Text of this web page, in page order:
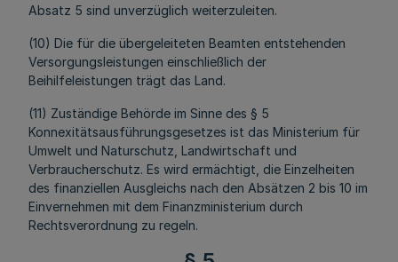
Absatz 5 sind unverzüglich weiterzuleiten.
(10) Die für die übergeleiteten Beamten entstehenden
Versorgungsleistungen einschließlich der
Beihilfeleistungen trägt das Land.
(11) Zuständige Behörde im Sinne des § 5
Konnexitätsausführungsgesetzes ist das Ministerium für
Umwelt und Naturschutz, Landwirtschaft und
Verbraucherschutz. Es wird ermächtigt, die Einzelheiten
des finanziellen Ausgleichs nach den Absätzen 2 bis 10 im
Einvernehmen mit dem Finanzministerium durch
Rechtsverordnung zu regeln.